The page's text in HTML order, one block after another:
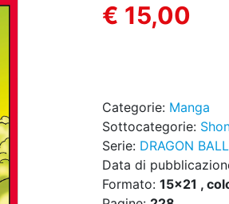
€ 15,00
Categorie: Manga
Sottocategorie:
Serie: DRAGON
Data di
Formato: 15x21 ,